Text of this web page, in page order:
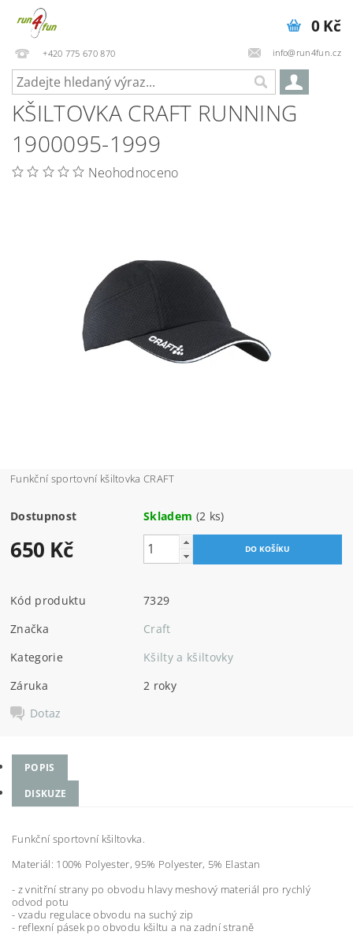
+420 775 670 870 info@run4fun.cz
0 Kč
KŠILTOVKA CRAFT RUNNING
1900095-1999
Neohodnoceno
Funkční sportovní kšiltovka CRAFT
Dostupnost Skladem (2 ks)
650 Kč
Kód produktu
7329
Značka
Craft
Kategorie
Kšilty a kšiltovky
Záruka
2 roky
Dotaz
POPIS
DISKUZE
Funkční sportovní kšiltovka.
Materiál: 100% Polyester, 95% Polyester, 5% Elastan
- z vnitřní strany po obvodu hlavy meshový materiál pro rychlý
odvod potu
- vzadu regulace obvodu na suchý zip
- reflexní pásek po obvodu kšiltu a na zadní straně